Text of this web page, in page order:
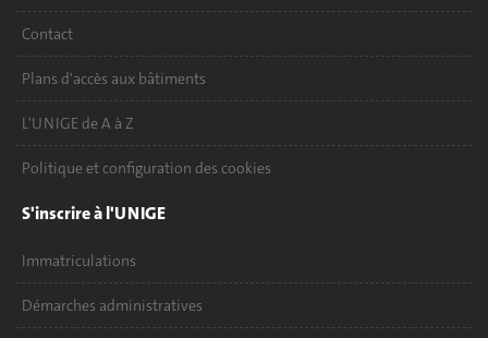
Contact
Plans d'accès aux bâtiments
L'UNIGE de A à Z
Politique et configuration des cookies
S'inscrire à l'UNIGE
Immatriculations
Démarches administratives